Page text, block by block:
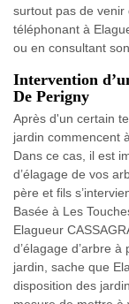
surtout pas de venir
téléphonant à
ou en consultant
Intervention
De Perigny
Après d'un certain
jardin commencent
Dans ce cas, il est
d’élagage de vos
père et fils
Basée à Les
Elagueur
d’élagage d’arbre
jardin, sache que
disposition des